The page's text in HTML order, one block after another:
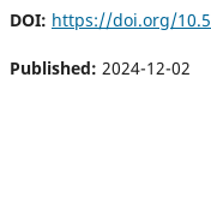
DOI: https://doi.org/
Published: 2024-12-02